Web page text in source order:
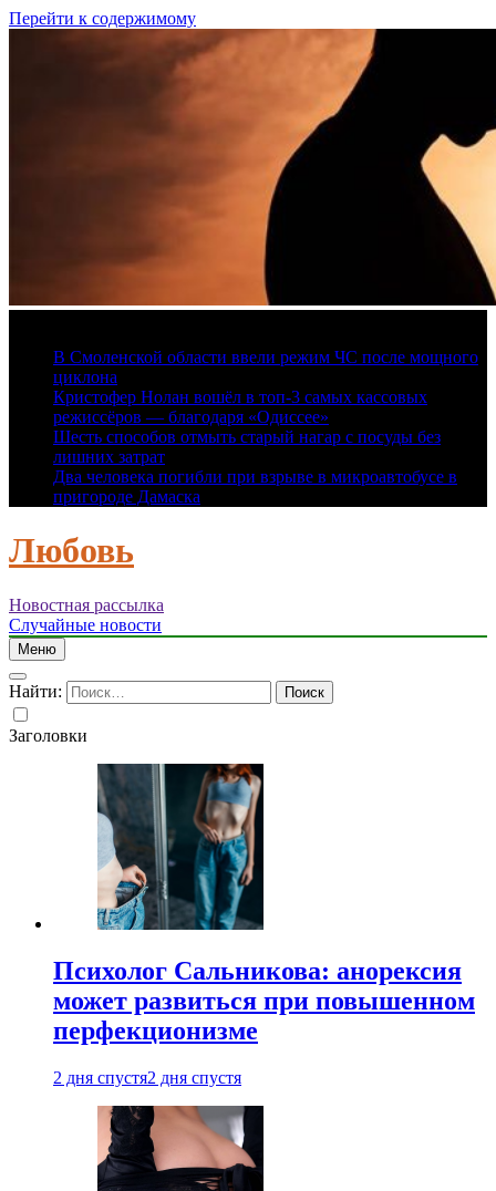
Перейти к содержимому
В Смоленской области ввели режим ЧС после мощного
циклона
Кристофер Нолан вошёл в топ-3 самых кассовых
режиссёров — благодаря «Одиссее»
Шесть способов отмыть старый нагар с посуды без
лишних затрат
Два человека погибли при взрыве в микроавтобусе в
пригороде Дамаска
Любовь
Новостная рассылка
Случайные новости
Меню
Найти:
Заголовки
Психолог Сальникова: анорексия
может развиться при повышенном
перфекционизме
2 дня спустя2 дня спустя